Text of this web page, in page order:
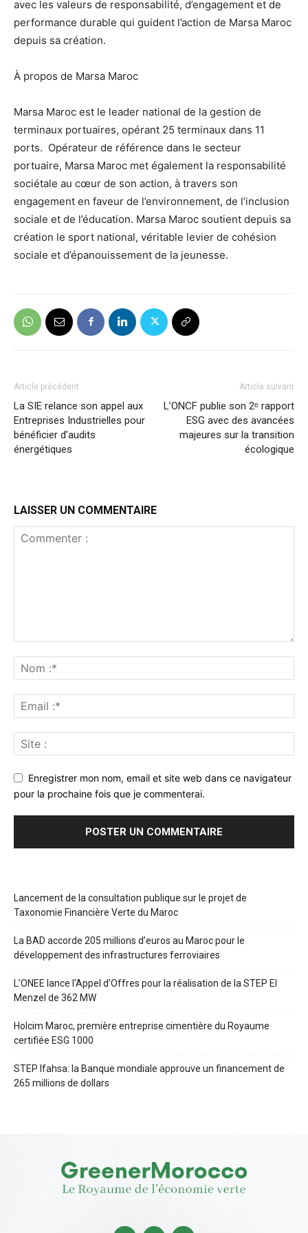
avec les valeurs de responsabilité, d’engagement et de
performance durable qui guident l’action de Marsa Maroc
depuis sa création.
À propos de Marsa Maroc
Marsa Maroc est le leader national de la gestion de
terminaux portuaires, opérant 25 terminaux dans 11
ports. Opérateur de référence dans le secteur
portuaire, Marsa Maroc met également la responsabilité
sociétale au cœur de son action, à travers son
engagement en faveur de l’environnement, de l’inclusion
sociale et de l’éducation. Marsa Maroc soutient depuis sa
création le sport national, véritable levier de cohésion
sociale et d’épanouissement de la jeunesse.
Article précédent
La SIE relance son appel aux
Entreprises Industrielles pour
bénéficier d’audits
énergétiques
Article suivant
L’ONCF publie son 2ᵉ rapport
ESG avec des avancées
majeures sur la transition
écologique
LAISSER UN COMMENTAIRE
Enregistrer mon nom, email et site web dans ce navigateur
pour la prochaine fois que je commenterai.
Lancement de la consultation publique sur le projet de
Taxonomie Financière Verte du Maroc
La BAD accorde 205 millions d’euros au Maroc pour le
développement des infrastructures ferroviaires
L’ONEE lance l’Appel d’Offres pour la réalisation de la STEP El
Menzel de 362 MW
Holcim Maroc, première entreprise cimentière du Royaume
certifiée ESG 1000
STEP Ifahsa: la Banque mondiale approuve un financement de
265 millions de dollars